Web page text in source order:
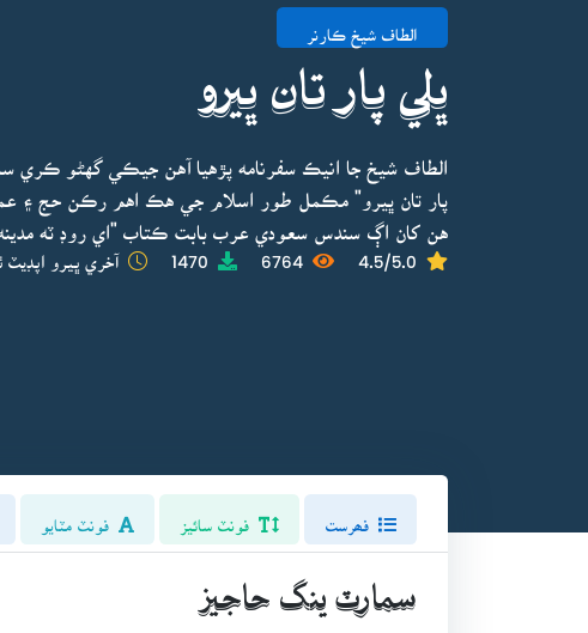
الطاف شيخ ڪارنر
ڀلي پار تان ڀيرو
الطاف شيخ جا انيڪ سفرنامه پڙهيا آهن جيڪي گهڻو ڪري
پار تان ڀيرو" مڪمل طور اسلام جي هڪ اهم رڪن حج ۽
هن کان اڳ سندس سعودي عرب بابت ڪتاب "اي روڊ ٽه
4.5/5.0
6764
1470 آخري ڀيرو اپڊيٽ
سمارٽ ينگ حاجيز